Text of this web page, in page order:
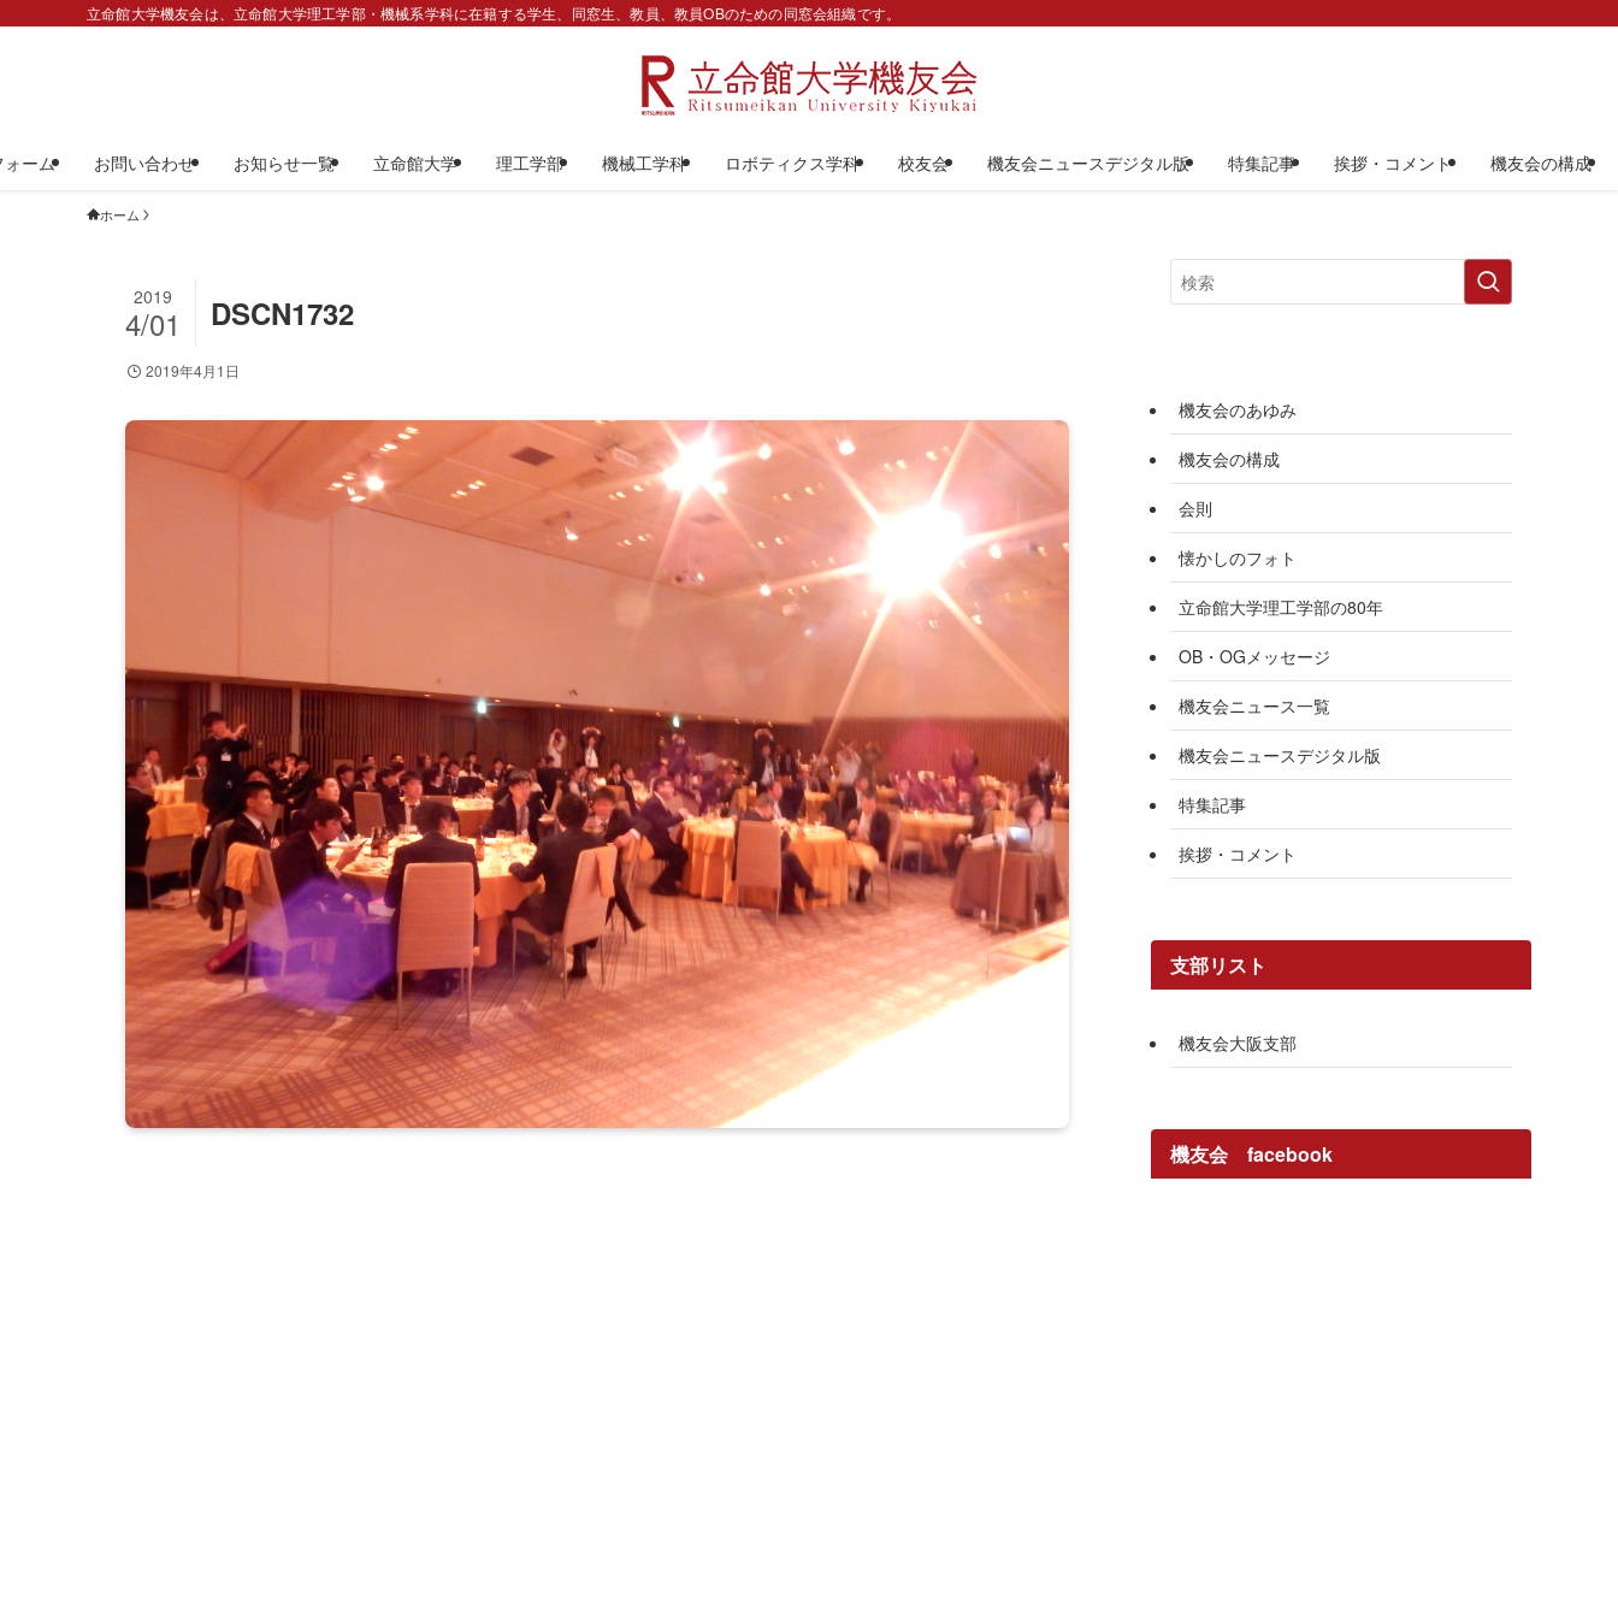
立命館大学機友会は、立命館大学理工学部・機械系学科に在籍する学生、同窓生、教員、教員OBのための同窓会組織です。
ーム お問い合わせ お知らせ一覧 立命館大学 理工学部 機械工学科 ロボティクス学科 校友会 機友会ニュースデジタル版 特集記事 挨拶・コメント 機友会の構成
ホーム
DSCN1732
2019
4/01
2019年4月1日
機友会のあゆみ
機友会の構成
会則
懐かしのフォト
立命館大学理工学部の80年
OB・OGメッセージ
機友会ニュース一覧
機友会ニュースデジタル版
特集記事
挨拶・コメント
支部リスト
機友会大阪支部
機友会 facebook